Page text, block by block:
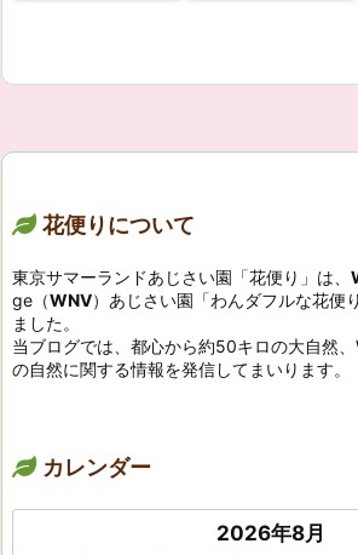
花便りについて
東京サマーランドあじさい園「花便り」は、
ge（WNV）あじさい園「わんダフルな花便
ました。
当ブログでは、都心から約50キロの大自然
の自然に関する情報を発信してまいります。
カレンダー
2026年8月